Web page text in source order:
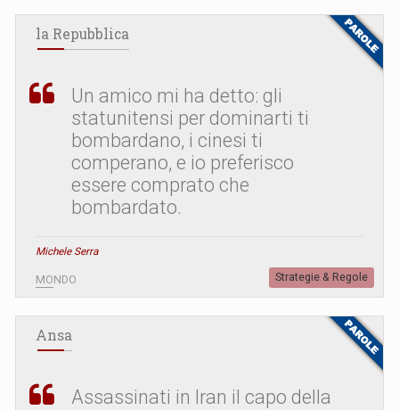
la Repubblica
Un amico mi ha detto: gli
statunitensi per dominarti ti
bombardano, i cinesi ti
comperano, e io preferisco
essere comprato che
bombardato.
Michele Serra
MONDO Strategie & Regole
Ansa
Assassinati in Iran il capo della